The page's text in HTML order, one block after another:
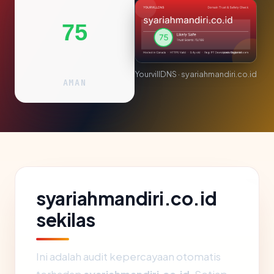
75
AMAN
YourvillDNS · syariahmandiri.co.id
syariahmandiri.co.id
sekilas
Ini adalah audit kepercayaan otomatis